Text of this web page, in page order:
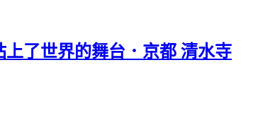
上了世界的舞台．京都 清水寺